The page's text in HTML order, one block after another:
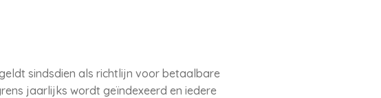
sindsdien als richtlijn voor betaalbare
jaarlijks wordt geïndexeerd en iedere